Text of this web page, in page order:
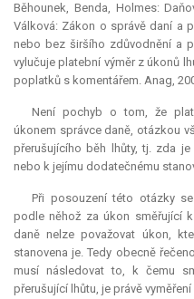
Běhounek, Benda, Holmes:
Válková: Zákon o správě daní a
nebo bez širšího zdůvodnění a
vylučuje platební výměr z úkonů
poplatků s komentářem. Anag,
Není pochyb o tom, že
úkonem správce daně, otázkou
přerušujícího běh lhůty, tj. zda
nebo k jejímu dodatečnému
Při posouzení této otázky
podle něhož za úkon směřující
daně nelze považovat úkon,
stanovena je. Tedy obecně
musí následovat to, k čemu
přerušující lhůtu, je právě